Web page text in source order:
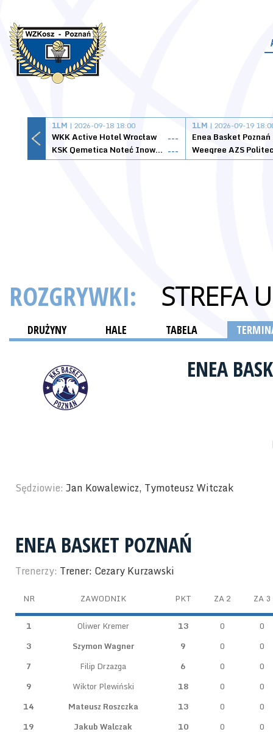
1LM | 2026-09-18 18:00
WKK Active Hotel Wrocław
---
KSK Qemetica Noteć Inowrocław ---
1LM | 2026-09-19
Enea Basket Poznań
ROZGRYWKI: STREFA
DRUŻYNY HALE TABELA
ENEA
Sędziowie: Jan Kowalewicz, Tymoteusz Witczak
ENEA BASKET POZNAŃ
Trenerzy: Trener: Cezary Kurzawski
NR ZAWODNIK PKT ZA 2 ZA 3
1 Oliwer Kremer 13 0
0
3
Szymon Wagner 9 0
0
7
Filip Drzazga 6 0
0
9
Wiktor Plewiński 18 0
0
14
Mateusz Roszczka 13 0
0
19
Jakub Walczak 10 0
0